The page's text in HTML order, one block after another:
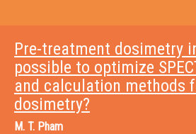
Pre-treatment dosimetry
possible to optimize
and calculation methods
dosimetry?
M. T. Pham